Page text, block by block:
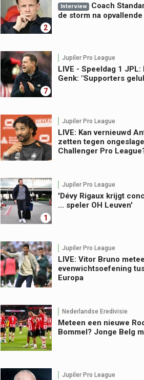
2
Interview
Coach
de storm na
7
Jupiler Pro League
LIVE - Speeldag 1
Genk: "Supporters
Jupiler Pro League
LIVE: Kan vernieuwd
zetten tegen
Challenger Pro
1
Jupiler Pro League
'Dévy Rigaux krijgt
... speler OH Leuven'
Jupiler Pro League
LIVE: Vitor Bruno
evenwichtsoefening
Europa
Nederlandse Eredivisie
Meteen een nieuwe
Bommel? Jonge Belg
Jupiler Pro League